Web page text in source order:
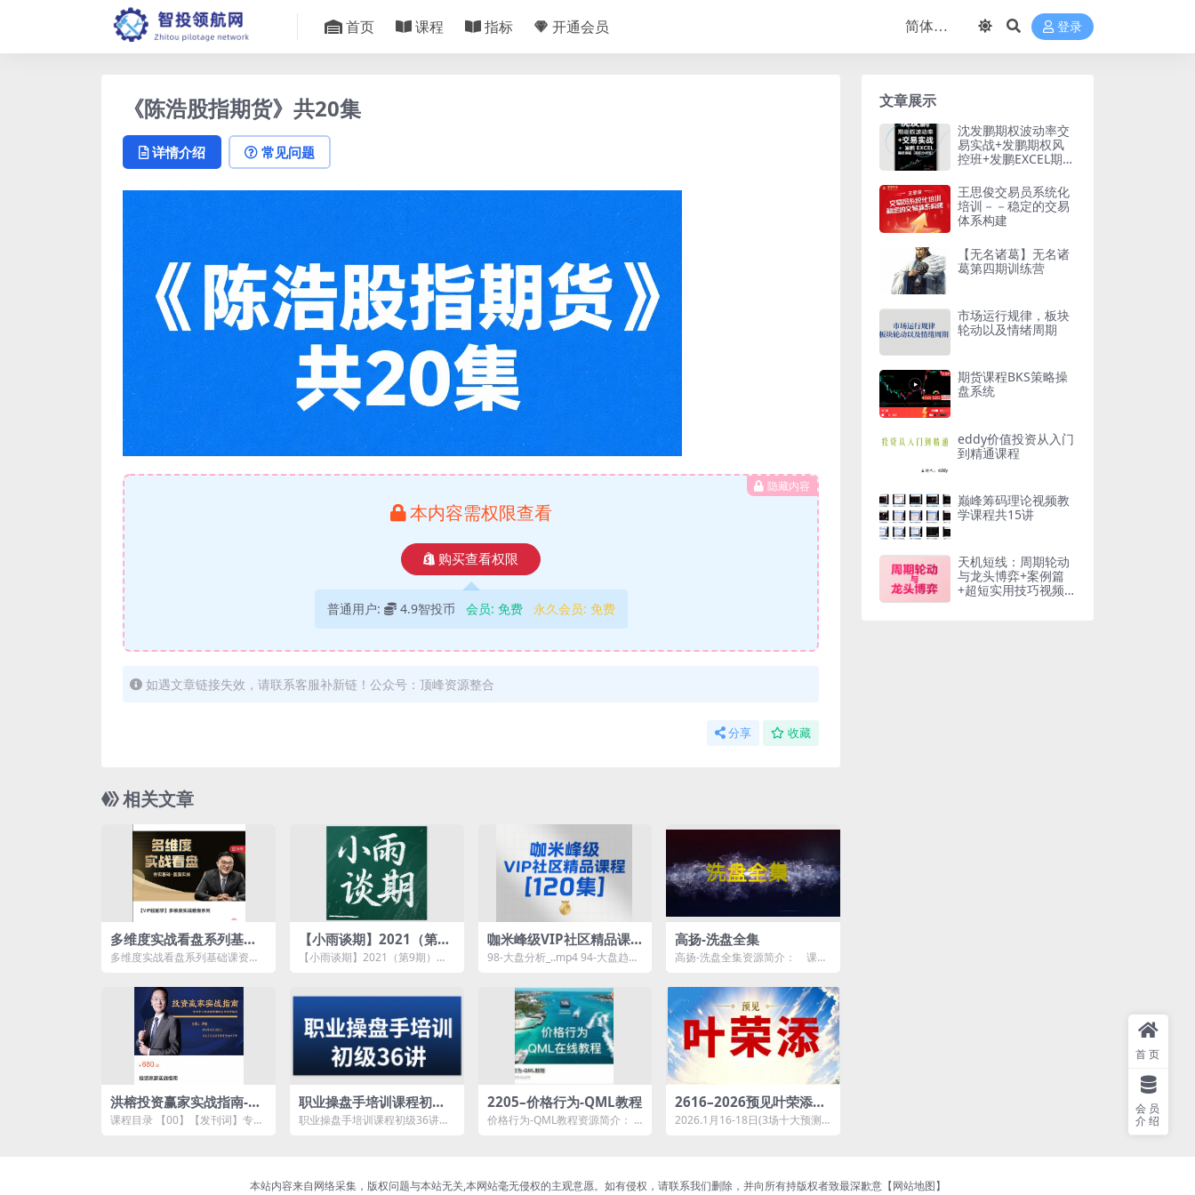
首页 课程 指标 开通会员 登录
《陈浩股指期货》共20集
详情介绍 常见问题
隐藏内容
本内容需权限查看
购买查看权限
普通用户: 4.9智投币 会员: 免费 永久会员: 免费
如遇文章链接失效，请联系客服补新链！公众号：顶峰资源整合
分享 收藏
相关文章
多维度实战看盘系列基础
课
多维度实战看盘系列基础课资源
【小雨谈期】2021（第9
期）实盘陪跑训练营期货
【小雨谈期】2021（第9期）实
咖米峰级VIP社区精品课
程[120集]
98-大盘分析_..mp4 94-大盘趋势
高扬-洗盘全集
高扬-洗盘全集资源简介： 课程
p...
洪榕投资赢家实战指南-专
为个人投资者定制的实战
课程目录 【00】【发刊词】专为
职业操盘手培训课程初级3
6讲
职业操盘手培训课程初级36讲资
2205–价格行为-QML教程
价格行为-QML教程资源简介：
2616–2026预见叶荣添4
月5月叶师直播合集 市场
2026.1月16-18日(3场十大预测)
文章展示
沈发鹏期权波动率交
易实战+发鹏期权风
控班+发鹏EXCEL期权
王思俊交易员系统化
培训－－稳定的交易
体系构建
【无名诸葛】无名诸
葛第四期训练营
市场运行规律，板块
轮动以及情绪周期
期货课程BKS策略操
盘系统
eddy价值投资从入门
到精通课程
巅峰筹码理论视频教
学课程共15讲
天机短线：周期轮动
与龙头博弈+案例篇
+超短实用技巧视频4
本站内容来自网络采集，版权问题与本站无关,本网站毫无侵权的主观意愿。如有侵权，请联系我们删除，并向所有持版权者致最深歉意【网站地图】
首页
会员
介绍